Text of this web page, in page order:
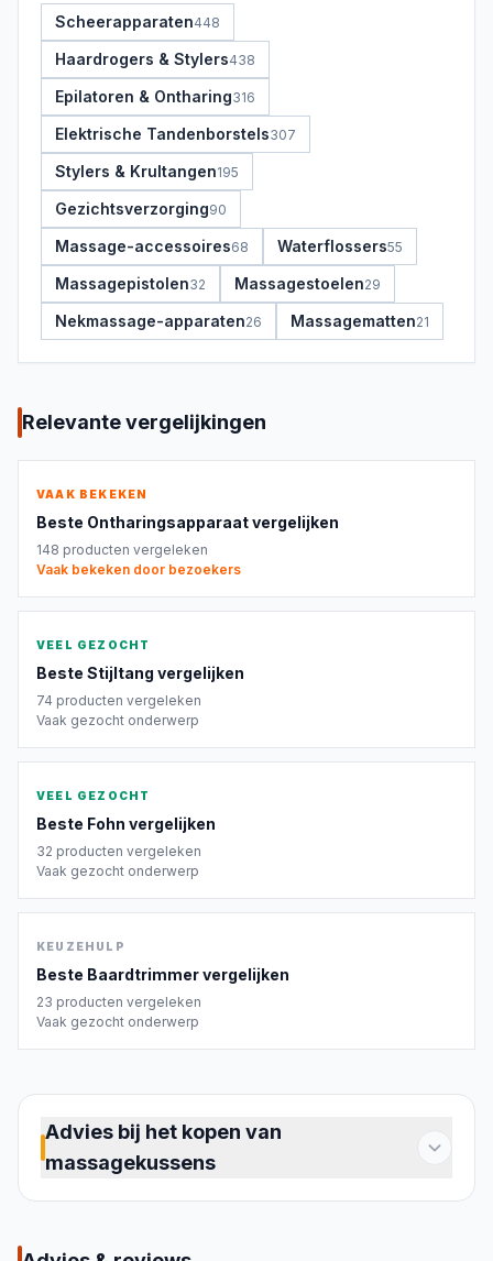
Scheerapparaten448
Haardrogers & Stylers438
Epilatoren & Ontharing316
Elektrische Tandenborstels307
Stylers & Krultangen195
Gezichtsverzorging90
Massage-accessoires68 Waterflossers55
Massagepistolen32 Massagestoelen29
Nekmassage-apparaten26 Massagematten21
Relevante vergelijkingen
VAAK BEKEKEN
Beste Ontharingsapparaatvergelijken
148 producten vergeleken
Vaak bekeken door bezoekers
VEEL GEZOCHT
Beste Stijltang vergelijken
74 producten vergeleken
Vaak gezocht onderwerp
VEEL GEZOCHT
Beste Fohn vergelijken
32 producten vergeleken
Vaak gezocht onderwerp
KEUZEHULP
Beste Baardtrimmervergelijken
23 producten vergeleken
Vaak gezocht onderwerp
Advies bij het kopen van
massagekussens